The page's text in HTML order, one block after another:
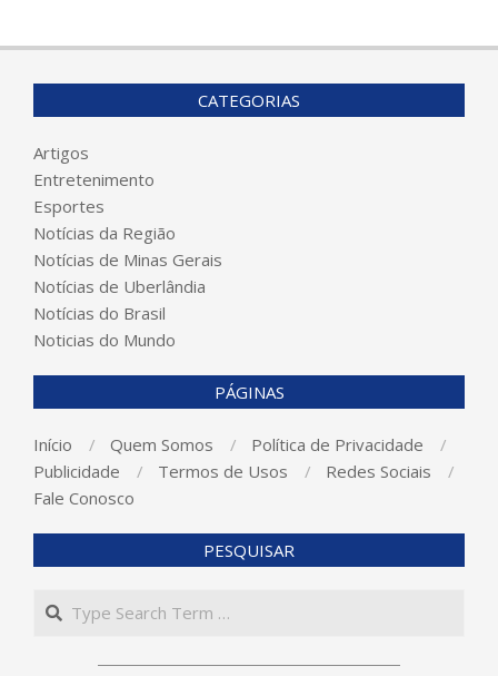
CATEGORIAS
Artigos
Entretenimento
Esportes
Notícias da Região
Notícias de Minas Gerais
Notícias de Uberlândia
Notícias do Brasil
Noticias do Mundo
PÁGINAS
Início Quem Somos
Política de Privacidade
Publicidade
Termos de Usos
Redes Sociais
Fale Conosco
PESQUISAR
Search